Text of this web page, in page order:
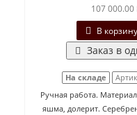
107 000.00
В корзину
Заказ в
На складе
Ручная работа.
яшма, долерит.